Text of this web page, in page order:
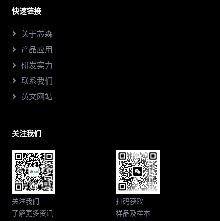
快速链接
关于芯森
产品应用
研发实力
联系我们
英文网站
关注我们
关注我们
了解更多资讯
扫码获取
样品及样本